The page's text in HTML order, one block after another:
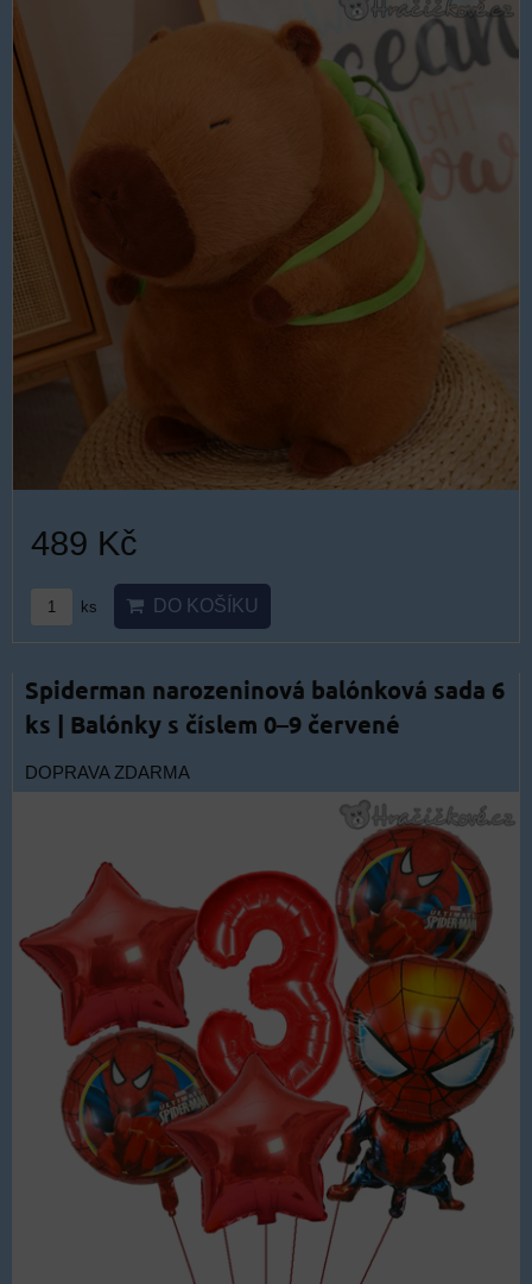
489 Kč
ks DO KOŠÍKU
Spiderman narozeninová balónková sada 6
ks | Balónky s číslem 0–9 červené
DOPRAVA ZDARMA